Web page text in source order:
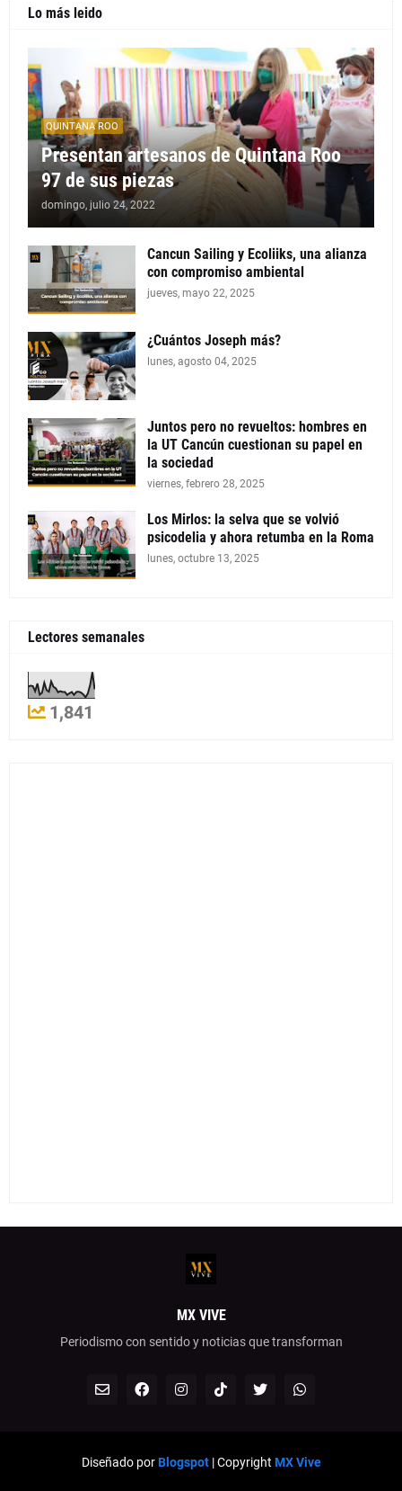
Lo más leido
QUINTANA ROO
Presentan artesanos de Quintana Roo
97 de sus piezas
domingo, julio 24, 2022
Cancun Sailing y Ecoliiks, una alianza
con compromiso ambiental
jueves, mayo 22, 2025
¿Cuántos Joseph más?
lunes, agosto 04, 2025
Juntos pero no revueltos: hombres en
la UT Cancún cuestionan su papel en
la sociedad
viernes, febrero 28, 2025
Los Mirlos: la selva que se volvió
psicodelia y ahora retumba en la Roma
lunes, octubre 13, 2025
Lectores semanales
1,841
MX VIVE
Periodismo con sentido y noticias que transforman
Diseñado porBlogspot| Copyright MX Vive